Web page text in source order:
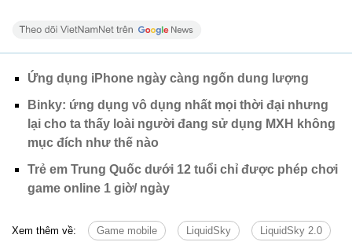
Ứng dụng iPhone ngày càng ngốn dung lượng
Binky: ứng dụng vô dụng nhất mọi thời đại nhưng
lại cho ta thấy loài người đang sử dụng MXH không
mục đích như thế nào
Trẻ em Trung Quốc dưới 12 tuổi chỉ được phép chơi
game online 1 giờ/ ngày
Xem thêm về: Game mobile LiquidSky LiquidSky 2.0